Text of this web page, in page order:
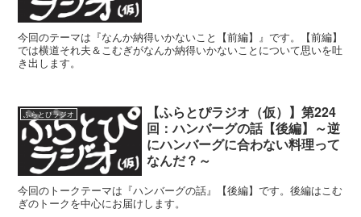
今回のテーマは『なんか納得いかないこと【前編】』です。【前編】
では横道それ夫＆こむぎがなんか納得いかないことについて思いを吐
き出します。
ふらとぴラジオ
【ふらとぴラジオ（仮）】第224
回：ハンバーグの話【後編】～逆
にハンバーグに合わない料理って
なんだ？～
今回のトークテーマは『ハンバーグの話』【後編】です。後編はこむ
ぎのトークを中心にお届けします。